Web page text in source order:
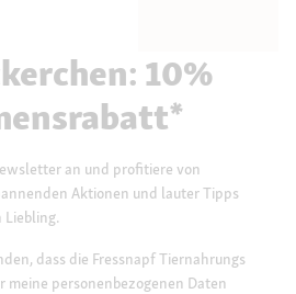
10%
an und profitiere von
Aktionen und lauter Tipps
Liebling.
dass die Fressnapf Tiernahrungs
meine personenbezogenen Daten